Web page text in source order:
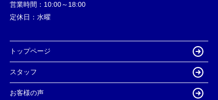
営業時間： 10:00～18:00
定休日： 水曜
トップページ
スタッフ
お客様の声